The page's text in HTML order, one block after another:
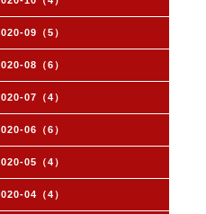
09（5）
08（6）
07（4）
06（6）
05（4）
04（4）